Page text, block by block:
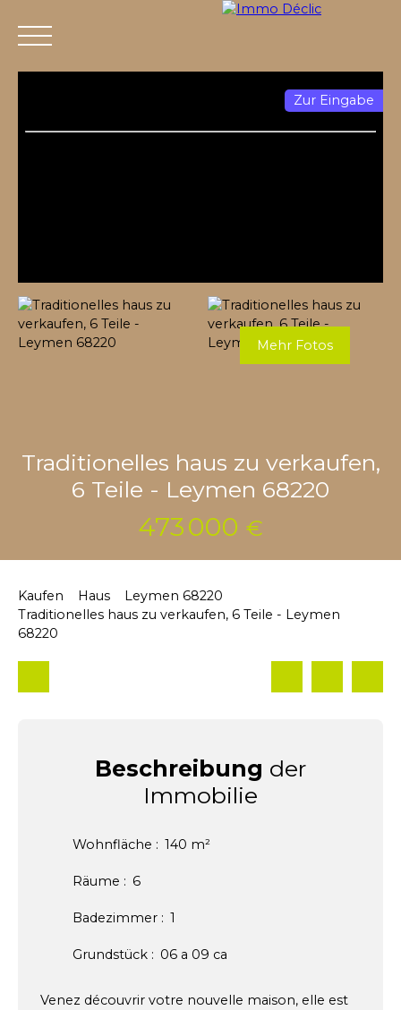
Zur Eingabe
Mehr Fotos
Traditionelles haus zu verkaufen,
6 Teile - Leymen 68220
473 000 €
Kaufen Haus
Leymen 68220
Traditionelles haus zu verkaufen, 6 Teile - Leymen
68220
Beschreibung der
Immobilie
Wohnfläche : 140 m²
Räume : 6
Badezimmer : 1
Grundstück : 06 a 09 ca
Venez découvrir votre nouvelle maison, elle est